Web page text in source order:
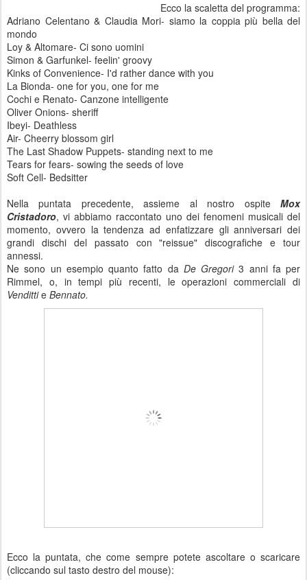
Ecco la scaletta del programma:
Adriano Celentano & Claudia Mori- siamo la coppia più bella del
mondo
Loy & Altomare- Ci sono uomini
Simon & Garfunkel- feelin' groovy
Kinks of Convenience- I'd rather dance with you
La Bionda- one for you, one for me
Cochi e Renato- Canzone intelligente
Oliver Onions- sheriff
Ibeyi- Deathless
Air- Cheerry blossom girl
The Last Shadow Puppets- standing next to me
Tears for fears- sowing the seeds of love
Soft Cell- Bedsitter
Nella puntata precedente, assieme al nostro ospite Mox
Cristadoro, vi abbiamo raccontato uno dei fenomeni musicali del
momento, ovvero la tendenza ad enfatizzare gli anniversari dei
grandi dischi del passato con "reissue" discografiche e tour
annessi.
Ne sono un esempio quanto fatto da De Gregori3 anni fa per
Rimmel, o, in tempi più recenti, le operazioni commerciali di
Vendittie Bennato.
Ecco la puntata, che come sempre potete ascoltare o scaricare
(cliccando sul tasto destro del mouse):